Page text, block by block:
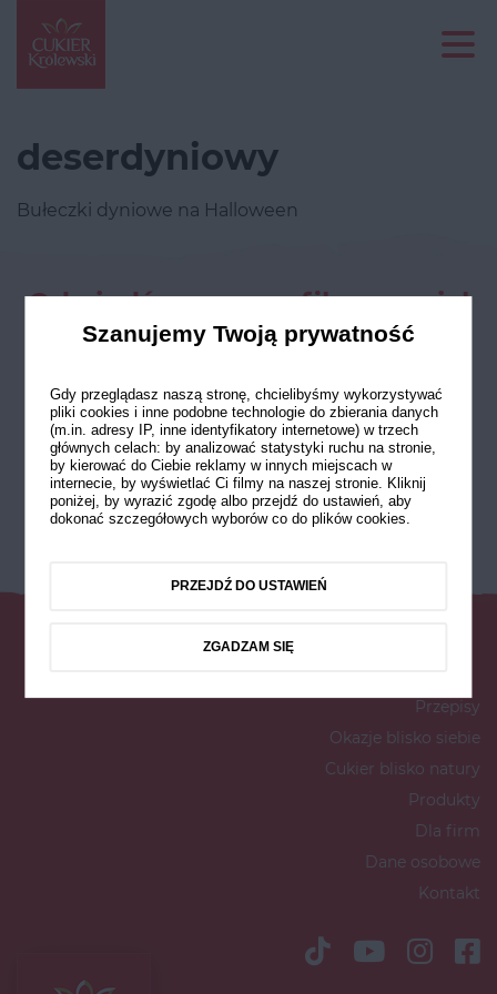
deserdyniowy
Bułeczki dyniowe na Halloween
Odwiedź nasze profile w social
mediach
Przepisy
Okazje blisko siebie
Cukier blisko natury
Produkty
Dla firm
Dane osobowe
Kontakt
Szanujemy Twoją prywatność
Gdy przeglądasz naszą stronę, chcielibyśmy wykorzystywać
pliki cookies i inne podobne technologie do zbierania danych
(m.in. adresy IP, inne identyfikatory internetowe) w trzech
głównych celach: by analizować statystyki ruchu na stronie,
by kierować do Ciebie reklamy w innych miejscach w
internecie, by wyświetlać Ci filmy na naszej stronie. Kliknij
poniżej, by wyrazić zgodę albo przejdź do ustawień, aby
dokonać szczegółowych wyborów co do plików cookies.
PRZEJDŹ DO USTAWIEŃ
ZGADZAM SIĘ